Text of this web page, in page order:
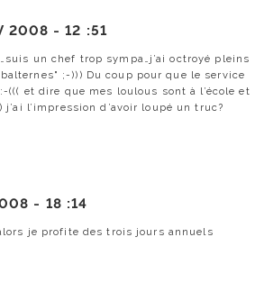
2008 -12 :51
un chef trop sympa…j’ai octroyé pleins
;-))) Du coup pour que le service
((( et dire que mes loulous sont à l’école et
l’impression d’avoir loupé un truc?
- 18 :14
je profite des trois jours annuels